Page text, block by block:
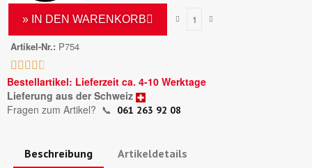
» IN DEN WARENKORB
Artikel-Nr. P754
    
Bestellartikel: Lieferzeit ca. 4-10 Werktage
Lieferung aus der Schweiz
Fragen zum Artikel? 📞 061 263 92 08
Beschreibung
Artikeldetails